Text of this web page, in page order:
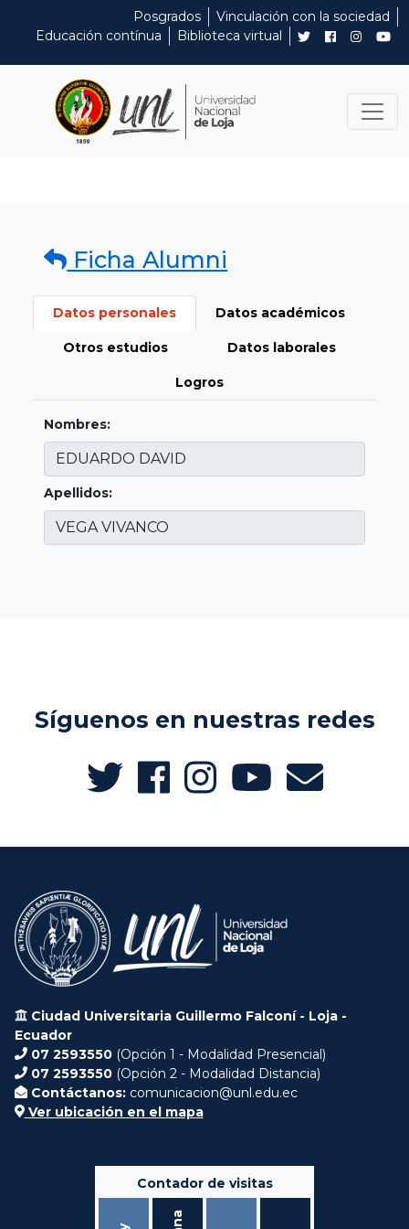
Posgrados
Vinculación con la sociedad
Educación contínua
Biblioteca virtual
Ficha Alumni
Datos personales Datos académicos
Otros estudios Datos laborales
Logros
Nombres:
Apellidos:
Síguenos en nuestras redes
Ciudad Universitaria Guillermo Falconí - Loja -
Ecuador
07 2593550 (Opción 1 - Modalidad Presencial)
07 2593550 (Opción 2 - Modalidad Distancia)
Contáctanos: comunicacion@unl.edu.ec
Ver ubicación en el mapa
Contador de visitas